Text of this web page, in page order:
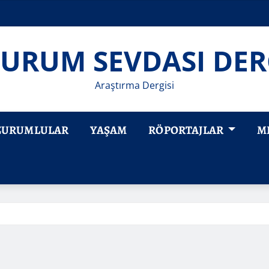
SEVDASI
Araştırma Dergisi
YAŞAM RÖPORTAJLAR